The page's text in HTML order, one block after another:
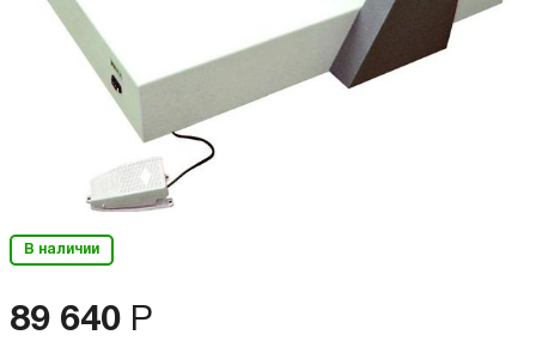
В наличии
89 640 Р